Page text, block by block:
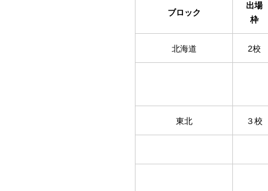
ブロック
出場
枠
北海道 2校
東北 ３校